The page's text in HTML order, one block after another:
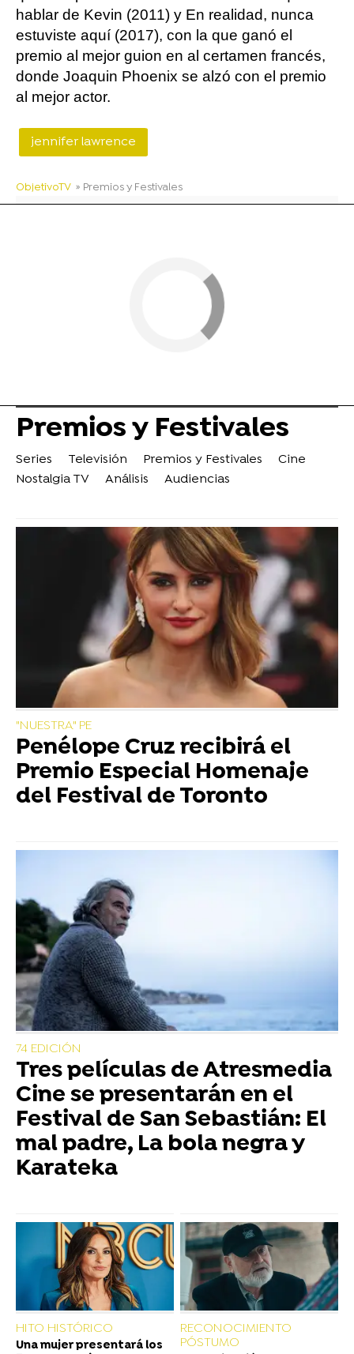
hablar de Kevin (2011) y En realidad, nunca
estuviste aquí (2017), con la que ganó el
premio al mejor guion en al certamen francés,
donde Joaquin Phoenix se alzó con el premio
al mejor actor.
jennifer lawrence
ObjetivoTV » Premios y Festivales
Premios y Festivales
Series Televisión Premios y Festivales
Cine
Nostalgia TV
Análisis Audiencias
"NUESTRA" PE
Penélope Cruz recibirá el
Premio Especial Homenaje
del Festival de Toronto
74 EDICIÓN
Tres películas de Atresmedia
Cine se presentarán en el
Festival de San Sebastián: El
mal padre, La bola negra y
Karateka
HITO HISTÓRICO
Una mujer presentará los
RECONOCIMIENTO
PÓSTUMO